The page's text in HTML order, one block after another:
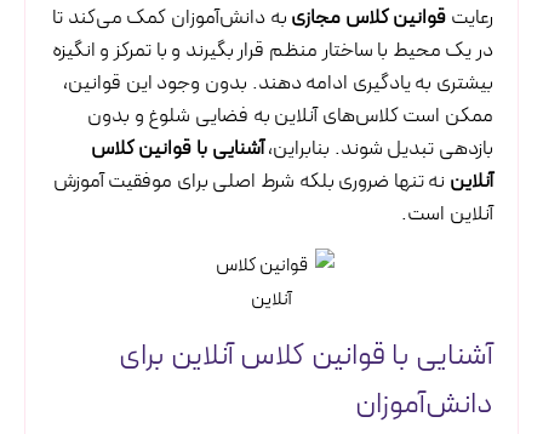
رعایتقوانین کلاس مجازیبه دانش‌آموزان کمک می‌کند تا
در یک محیط با ساختار منظم قرار بگیرند و با تمرکز و انگیزه
بیشتری به یادگیری ادامه دهند. بدون وجود این قوانین،
ممکن است کلاس‌های آنلاین به فضایی شلوغ و بدون
بازدهی تبدیل شوند. بنابراین،آشنایی با قوانین کلاس
آنلاین نه تنها ضروری بلکه شرط اصلی برای موفقیت آموزش
آنلاین است.
آشنایی با قوانین کلاس آنلاین برای
دانش‌آموزان